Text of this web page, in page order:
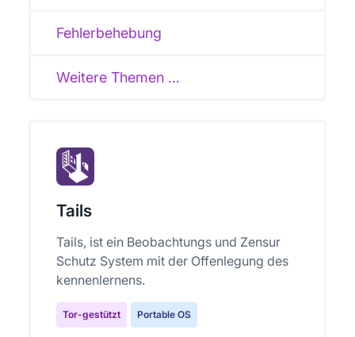
Fehlerbehebung
Weitere Themen …
Tails
Tails, ist ein Beobachtungs und Zensur
Schutz System mit der Offenlegung des
kennenlernens.
Tor-gestützt Portable OS